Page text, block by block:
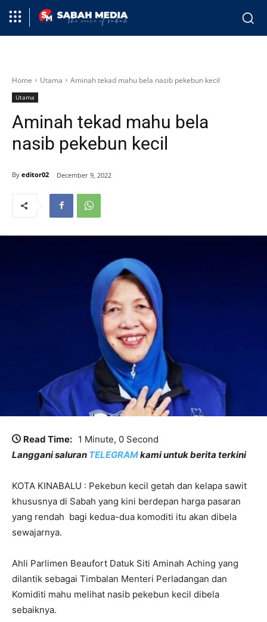
Home Utama Aminah tekad mahu bela nasib pekebun kecil
Utama
Aminah tekad mahu bela
nasib pekebun kecil
By editor02 December 9, 2022
Read Time: 1 Minute, 0 Second
Langgani saluran TELEGRAMkami untuk berita terkini
KOTA KINABALU : Pekebun kecil getah dan kelapa sawit
khususnya di Sabah yang kini berdepan harga pasaran
yang rendah bagi kedua-dua komoditi itu akan dibela
sewajarnya.
Ahli Parlimen Beaufort Datuk Siti Aminah Aching yang
dilantik sebagai Timbalan Menteri Perladangan dan
Komiditi mahu melihat nasib pekebun kecil dibela
sebaiknya.